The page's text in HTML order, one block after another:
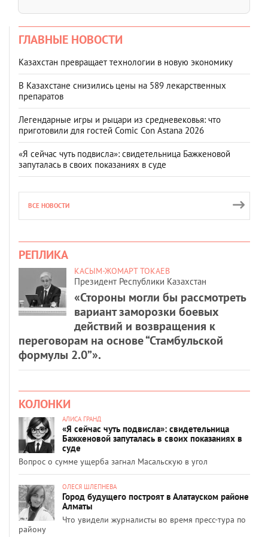
ГЛАВНЫЕ НОВОСТИ
Казахстан превращает технологии в новую экономику
В Казахстане снизились цены на 589 лекарственных
препаратов
Легендарные игры и рыцари из средневековья: что
приготовили для гостей Comic Con Astana 2026
«Я сейчас чуть подвисла»: свидетельница Бажкеновой
запуталась в своих показаниях в суде
ВСЕ НОВОСТИ
РЕПЛИКА
КАСЫМ-ЖОМАРТ ТОКАЕВ
Президент Республики Казахстан
«Стороны могли бы рассмотреть
вариант заморозки боевых
действий и возвращения к
переговорам на основе “Стамбульской
формулы 2.0”».
КОЛОНКИ
АЛИСА ГРАНД
«Я сейчас чуть подвисла»: свидетельница
Бажкеновой запуталась в своих показаниях в
суде
Вопрос о сумме ущерба загнал Масальскую в угол
ОЛЕСЯ ШЛЕПНЕВА
Город будущего построят в Алатауском районе
Алматы
Что увидели журналисты во время пресс-тура по
району